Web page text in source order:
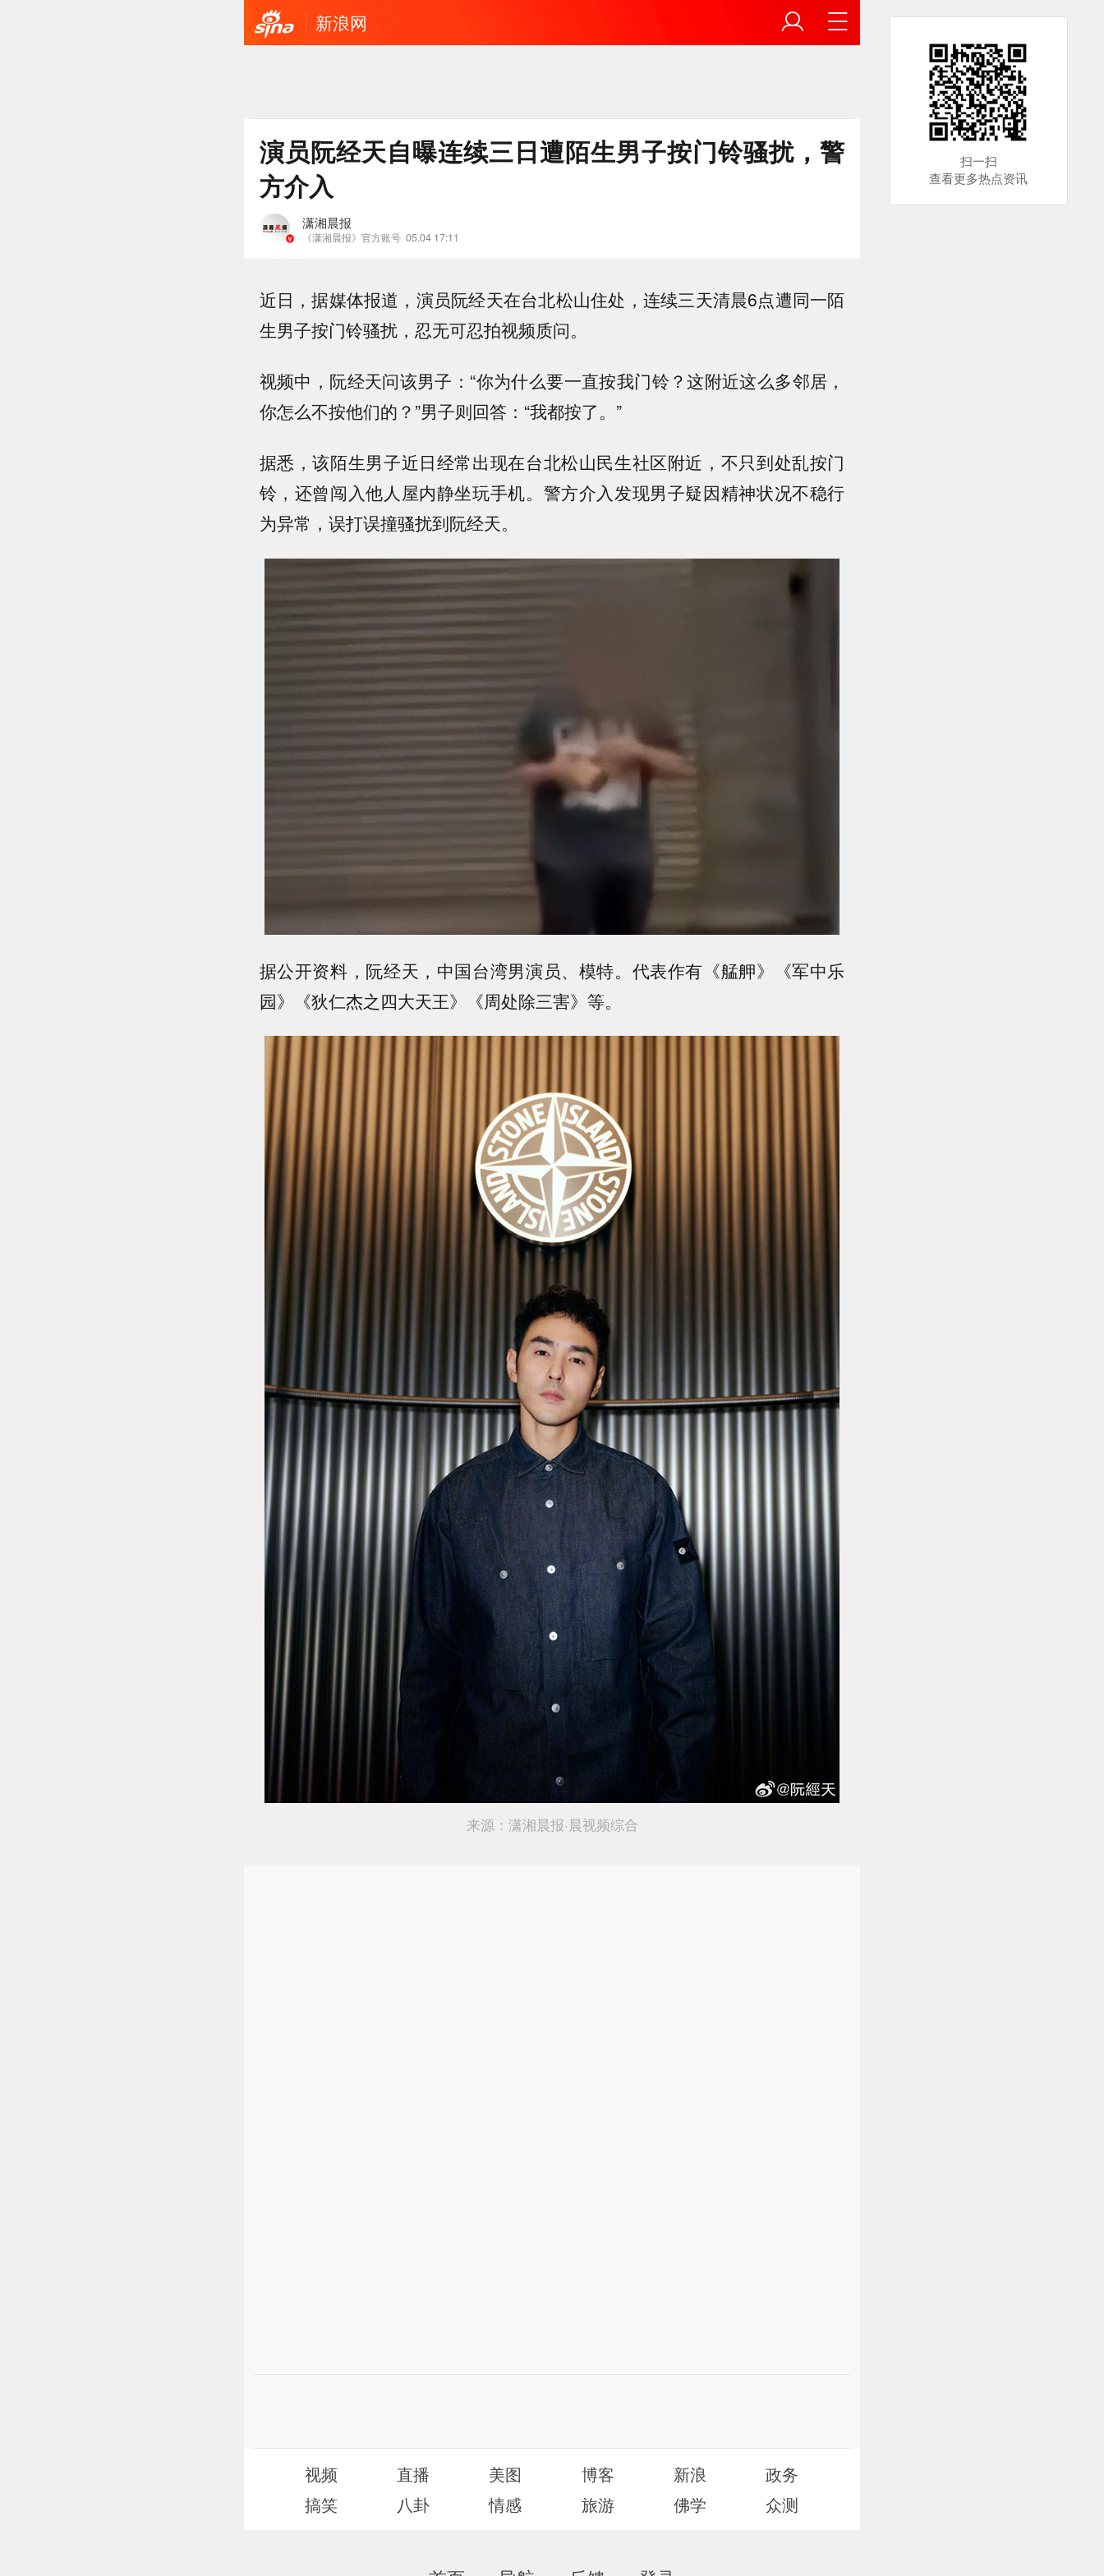
新浪网
演员阮经天自曝连续三日遭陌生男子按门铃骚扰，警
方介入
潇湘晨报
《潇湘晨报》官方账号 05.04 17:11
近日，据媒体报道，演员阮经天在台北松山住处，连续三天清晨6点遭同一陌
生男子按门铃骚扰，忍无可忍拍视频质问。
视频中，阮经天问该男子：“你为什么要一直按我门铃？这附近这么多邻居，
你怎么不按他们的？”男子则回答：“我都按了。”
据悉，该陌生男子近日经常出现在台北松山民生社区附近，不只到处乱按门
铃，还曾闯入他人屋内静坐玩手机。警方介入发现男子疑因精神状况不稳行
为异常，误打误撞骚扰到阮经天。
据公开资料，阮经天，中国台湾男演员、模特。代表作有《艋舺》《军中乐
园》《狄仁杰之四大天王》《周处除三害》等。
来源：潇湘晨报·晨视频综合
视频 直播 美图 博客 新浪
政务
搞笑
八卦 情感 旅游 佛学 众测
扫一扫
查看更多热点资讯